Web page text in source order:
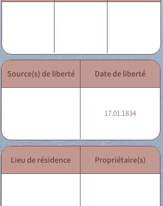
Source(s) de liberté Date de liberté
17.01.1834
Lieu de résidence Propriétaire(s)